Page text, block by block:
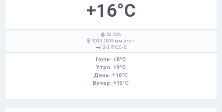
+16°C
: 52-54%
: 1013-1005 мм рт.ст.
: 2-3,
С,С-В
Ночь: +8°C
Утро: +9°C
День: +16°C
Вечер: +15°C